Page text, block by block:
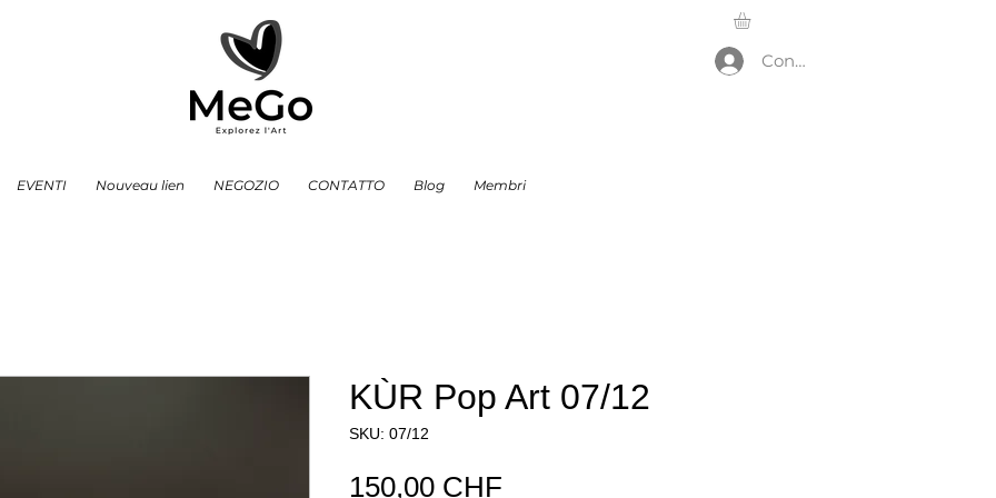
EVENTI Nouveau lien NEGOZIO CONTATTO Blog Membri
Connexion
KÙR Pop Art 07/12
SKU: 07/12
150,00 CHF